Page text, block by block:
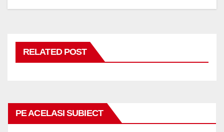
RELATED POST
PE ACELASI SUBIECT